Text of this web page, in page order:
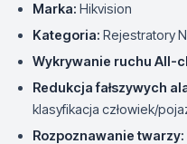
Marka: Hikvision
Kategoria: Rejestratory
Wykrywanie ruchu All-
Redukcja fałszywych
klasyfikacja człowiek/
Rozpoznawanie twarzy: